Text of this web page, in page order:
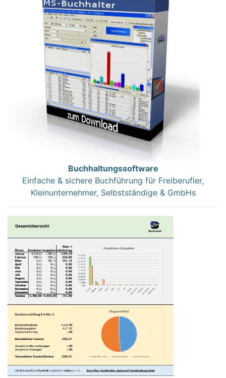
Buchhaltungssoftware
Einfache & sichere Buchführung für Freiberufler,
Kleinunternehmer, Selbstständige & GmbHs